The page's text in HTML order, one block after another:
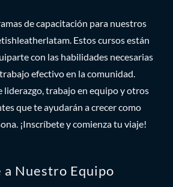
de capacitación para nuestros
Estos cursos están
con las habilidades necesarias
efectivo en la comunidad.
liderazgo, trabajo en equipo y otros
que te ayudarán a crecer como
¡Inscríbete y comienza tu viaje!
a Nuestro Equipo